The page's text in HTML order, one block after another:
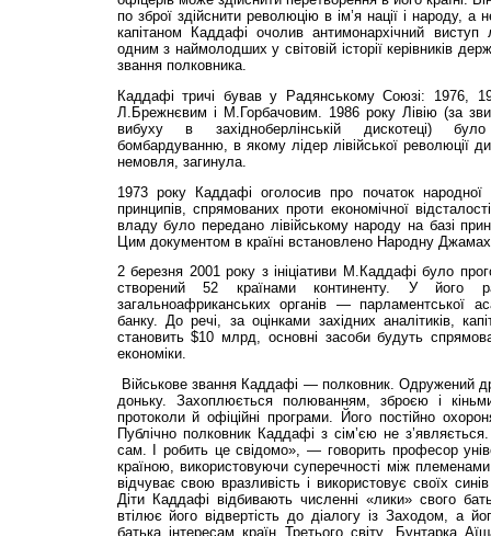
по зброї здійснити революцію в ім’я нації і народу, а
капітаном Каддафі очолив антимонархічний виступ
одним з наймолодших у світовій історії керівників
звання полковника.
Каддафі тричі бував у Радянському Союзі: 1976,
Л.Брежнєвим і М.Горбачовим. 1986 року Лівію (за
вибуху в західноберлінській дискотеці)
бомбардуванню, в якому лідер лівійської революції
немовля, загинула.
1973 року Каддафі оголосив про початок народної
принципів, спрямованих проти економічної
владу було передано лівійському народу на базі
Цим документом в країні встановлено Народну
2 березня 2001 року з ініціативи М.Каддафі було
створений 52 країнами континенту. У його
загальноафриканських органів — парламентської
банку. До речі, за оцінками західних аналітиків,
становить $10 млрд, основні засоби будуть
економіки.
Військове звання Каддафі — полковник. Одружений
доньку. Захоплюється полюванням, зброєю і
протоколи й офіційні програми. Його постійно
Публічно полковник Каддафі з сім’єю не
сам. І робить це свідомо», — говорить професор
країною, використовуючи суперечності між
відчуває свою вразливість і використовує своїх
Діти Каддафі відбивають численні «лики» свого
втілює його відвертість до діалогу із Заходом, а
батька інтересам країн Третього світу. Бунтарка